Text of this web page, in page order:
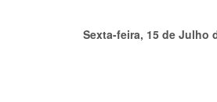
Sexta-feira, 15 de Julho